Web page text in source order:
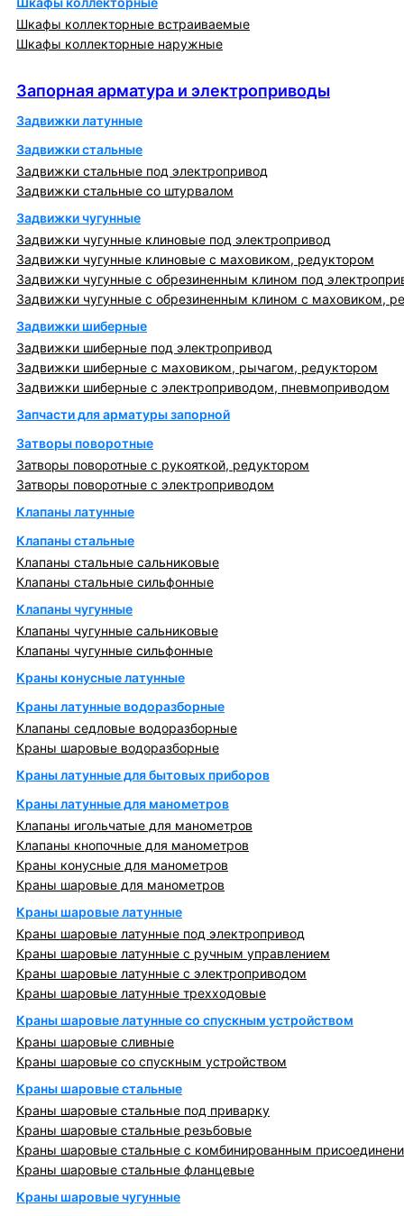
Шкафы коллекторные встраиваемые
Шкафы коллекторные наружные
Запорная арматура и электроприводы
Задвижки латунные
Задвижки стальные
Задвижки стальные под электропривод
Задвижки стальные со штурвалом
Задвижки чугунные
Задвижки чугунные клиновые под электропривод
Задвижки чугунные клиновые с маховиком, редуктором
Задвижки чугунные с обрезиненным клином под
Задвижки чугунные с обрезиненным клином с маховиком,
Задвижки шиберные
Задвижки шиберные под электропривод
Задвижки шиберные с маховиком, рычагом, редуктором
Задвижки шиберные с электроприводом, пневмоприводом
Запчасти для арматуры запорной
Затворы поворотные
Затворы поворотные с рукояткой, редуктором
Затворы поворотные с электроприводом
Клапаны латунные
Клапаны стальные
Клапаны стальные сальниковые
Клапаны стальные сильфонные
Клапаны чугунные
Клапаны чугунные сальниковые
Клапаны чугунные сильфонные
Краны конусные латунные
Краны латунные водоразборные
Клапаны седловые водоразборные
Краны шаровые водоразборные
Краны латунные для бытовых приборов
Краны латунные для манометров
Клапаны игольчатые для манометров
Клапаны кнопочные для манометров
Краны конусные для манометров
Краны шаровые для манометров
Краны шаровые латунные
Краны шаровые латунные под электропривод
Краны шаровые латунные с ручным управлением
Краны шаровые латунные с электроприводом
Краны шаровые латунные трехходовые
Краны шаровые латунные со спускным устройством
Краны шаровые сливные
Краны шаровые со спускным устройством
Краны шаровые стальные
Краны шаровые стальные под приварку
Краны шаровые стальные резьбовые
Краны шаровые стальные с комбинированным
Краны шаровые стальные фланцевые
Краны шаровые чугунные